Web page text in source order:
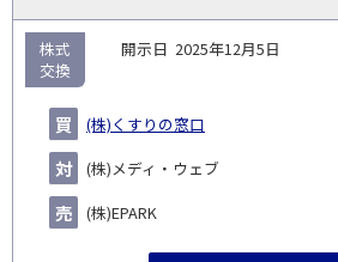
2025年12月5日
(株)くすりの窓口
(株)メディ・ウェブ
(株)EPARK
株式
交換